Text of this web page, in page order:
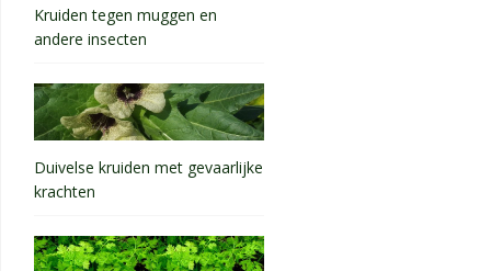
Kruiden tegen muggen en
andere insecten
Duivelse kruiden met gevaarlijke
krachten